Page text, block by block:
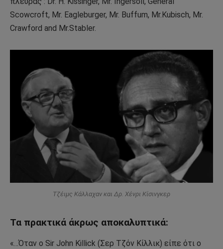
Scowcroft, Mr. Eagleburger, Mr. Buffum, Mr.Kubisch, Mr.
Crawford and Mr.Stabler.
Τζέιμς Κάλλαχαν και Δρ. Χένρι Κίσινγκερ
Τα πρακτικά άκρως αποκαλυπτικά:
«…Όταν ο Sir John Killick (Σερ Τζόν Κίλλικ) είπε ότι ο